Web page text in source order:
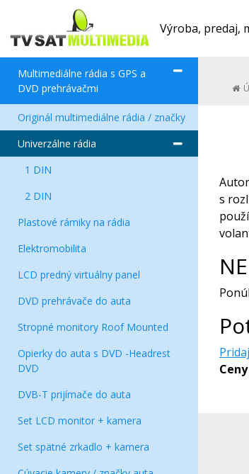
Výroba, predaj,
Multimediálne rádia s GPS a
DVD prehrávačmi
Originál multimediálne rádia / značky
Univerzálne rádia
1 DIN
2 DIN
Plastové rámiky na rádia
Elektromobilita
LCD predný virtuálny panel
DVD prehrávače do auta
Stropné monitory Roof Mounted
Opierky do auta s DVD -Headrest
DVD
DVB-T prijímače do auta
Set LCD monitor + kamera
Set spätné zrkadlo + kamera
s